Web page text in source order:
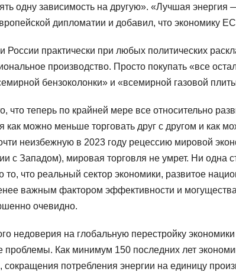
одну зависимость на другую». «Лучшая
дипломатии и добавил, что экономику
России практически при любых политических
производство. Просто покупать «все
бензоколонки» и «всемирной газовой
что теперь по крайней мере все относительно
как можно меньше торговать друг с другом и как
неизбежную в 2023 году рецессию мировой
с Западом), мировая торговля не умрет. Ни одна
что реальный сектор экономики, развитое
важным фактором эффективности и
очевидно.
недоверия на глобальную перестройку экономики
проблемы. Как минимум 150 последних лет
сокращения потребления энергии на единицу